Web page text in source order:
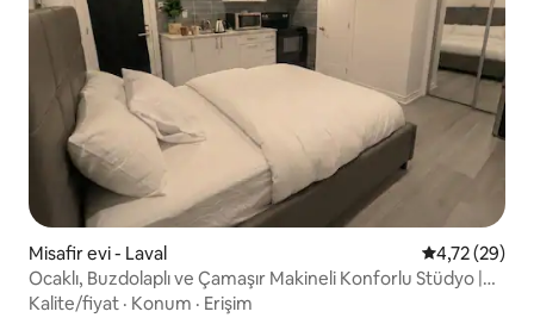
Misafir evi - Laval 5 üzerinden
4,72 (29)
Ocaklı, Buzdolaplı ve Çamaşır Makineli Konforlu Stüdyo |
YUL Yakınında
Kalite/fiyat · Konum · Erişim